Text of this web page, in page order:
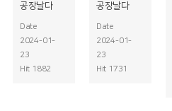
공장날다
Date
2024-01-
23
Hit 1882
공장날다
Date
2024-01-
23
Hit 1731